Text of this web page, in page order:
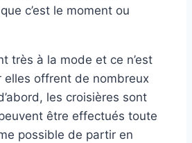
c’est le moment ou
très à la mode et ce n’est
elles offrent de nombreux
les croisières sont
être effectués toute
possible de partir en